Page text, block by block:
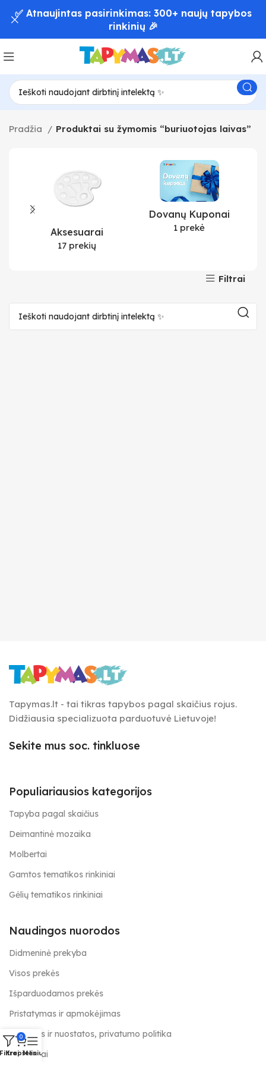
Pradžia Produktai su žymomis “buriuotojas laivas”
Aksesuarai
17 prekių
Dovanų Kuponai
1 prekė
Filtrai
Tapymas.lt - tai tikras tapybos pagal skaičius rojus.
Didžiausia specializuota parduotuvė Lietuvoje!
Sekite mus soc. tinkluose
Populiariausios kategorijos
Tapyba pagal skaičius
Deimantinė mozaika
Molbertai
Gamtos tematikos rinkiniai
Gėlių tematikos rinkiniai
Naudingos nuorodos
Didmeninė prekyba
Visos prekės
Išparduodamos prekės
Pristatymas ir apmokėjimas
Taisyklės ir nuostatos, privatumo politika
Kontaktai
✅ Atnaujintas pasirinkimas: 300+ naujų tapybos
rinkinių 🎉
0
Krepšelis
Meniu